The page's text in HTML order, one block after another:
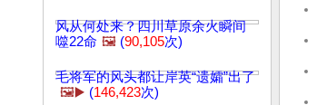
风从何处来？四川草原余火瞬间
噬22命 🖼️ (90,105次)
毛将军的风头都让岸英“遗孀”出了
🖼️▶️ (146,423次)